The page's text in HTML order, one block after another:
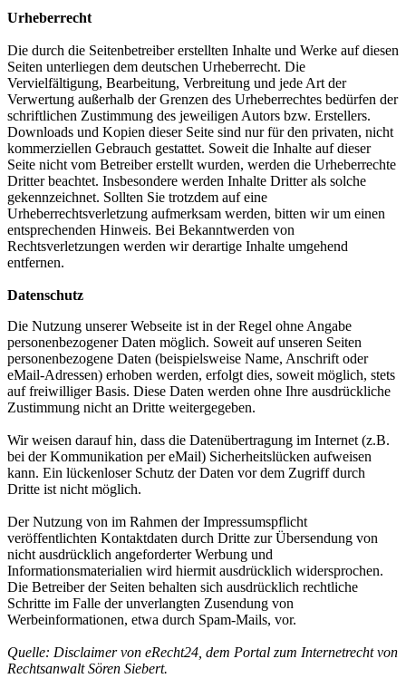
Urheberrecht
Die durch die Seitenbetreiber erstellten Inhalte und Werke auf diesen
Seiten unterliegen dem deutschen Urheberrecht. Die
Vervielfältigung, Bearbeitung, Verbreitung und jede Art der
Verwertung außerhalb der Grenzen des Urheberrechtes bedürfen der
schriftlichen Zustimmung des jeweiligen Autors bzw. Erstellers.
Downloads und Kopien dieser Seite sind nur für den privaten, nicht
kommerziellen Gebrauch gestattet. Soweit die Inhalte auf dieser
Seite nicht vom Betreiber erstellt wurden, werden die Urheberrechte
Dritter beachtet. Insbesondere werden Inhalte Dritter als solche
gekennzeichnet. Sollten Sie trotzdem auf eine
Urheberrechtsverletzung aufmerksam werden, bitten wir um einen
entsprechenden Hinweis. Bei Bekanntwerden von
Rechtsverletzungen werden wir derartige Inhalte umgehend
entfernen.
Datenschutz
Die Nutzung unserer Webseite ist in der Regel ohne Angabe
personenbezogener Daten möglich. Soweit auf unseren Seiten
personenbezogene Daten (beispielsweise Name, Anschrift oder
eMail-Adressen) erhoben werden, erfolgt dies, soweit möglich, stets
auf freiwilliger Basis. Diese Daten werden ohne Ihre ausdrückliche
Zustimmung nicht an Dritte weitergegeben.
Wir weisen darauf hin, dass die Datenübertragung im Internet (z.B.
bei der Kommunikation per eMail) Sicherheitslücken aufweisen
kann. Ein lückenloser Schutz der Daten vor dem Zugriff durch
Dritte ist nicht möglich.
Der Nutzung von im Rahmen der Impressumspflicht
veröffentlichten Kontaktdaten durch Dritte zur Übersendung von
nicht ausdrücklich angeforderter Werbung und
Informationsmaterialien wird hiermit ausdrücklich widersprochen.
Die Betreiber der Seiten behalten sich ausdrücklich rechtliche
Schritte im Falle der unverlangten Zusendung von
Werbeinformationen, etwa durch Spam-Mails, vor.
Quelle: Disclaimer von eRecht24, dem Portal zum Internetrecht von
Rechtsanwalt Sören Siebert.